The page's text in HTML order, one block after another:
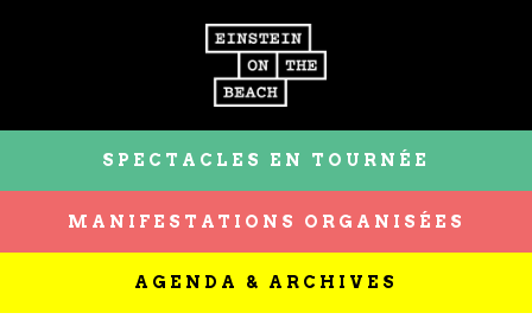
SPECTACLES EN TOURNÉE
MANIFESTATIONS ORGANISÉES
AGENDA & ARCHIVES